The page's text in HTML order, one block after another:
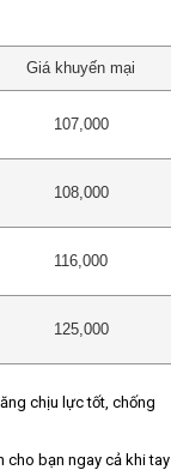
Giá khuyến mại
107,000
108,000
116,000
125,000
chịu lực tốt, chống
cho bạn ngay cả khi tay